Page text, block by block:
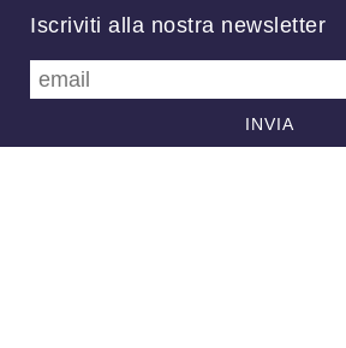
Iscriviti alla nostra newsletter